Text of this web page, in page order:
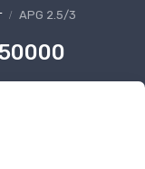
APG 2.5/3